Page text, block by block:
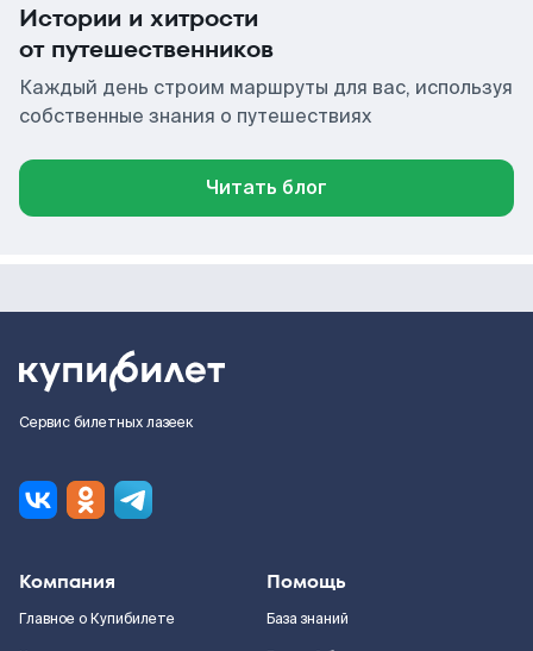
Истории и хитрости
от путешественников
Каждый день строим маршруты для вас, используя
собственные знания о путешествиях
Читать блог
Сервис билетных лазеек
Компания
Главное о Купибилете
Помощь
База знаний